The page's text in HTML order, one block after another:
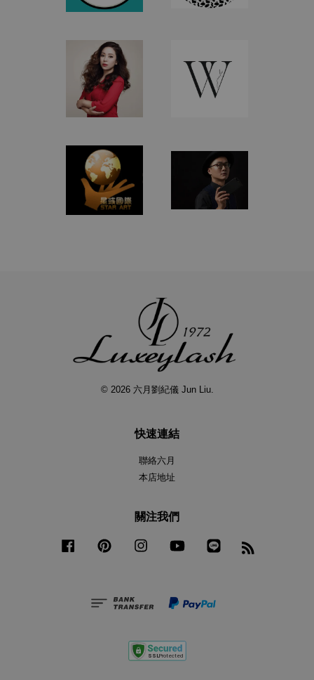
© 2026 六月劉紀儀 Jun Liu.
快速連結
聯絡六月
本店地址
關注我們
Facebook Pinterest Instagram YouTube